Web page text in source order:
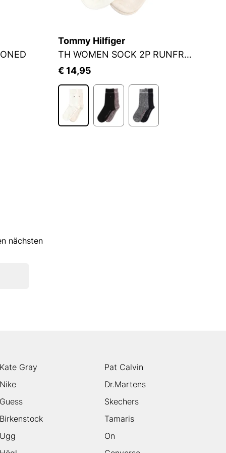
Tommy Hilfiger
TH WOMEN SOCK 2P RUNFREE
€ 14,95
nächsten
Gray
Pat Calvin
Dr.Martens
Skechers
Tamaris
On